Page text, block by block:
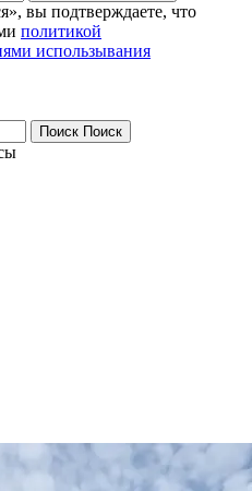
вы подтверждаете, что
политикой
использывания
Поиск Поиск